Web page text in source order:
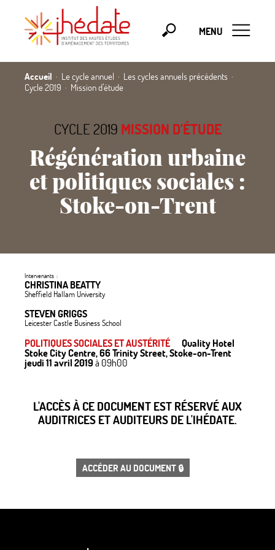
MENU
Accueil Le cycle annuel
Les cycles annuels précédents
Cycle 2019
Mission d’étude
CYCLE 2019 MISSION D’ÉTUDE
Régénération urbaine
et politiques sociales :
Stoke-on-Trent
Intervenants :
CHRISTINA BEATTY
Sheffield Hallam University
STEVEN GRIGGS
Leicester Castle Business School
POLITIQUES SOCIALES ET AUSTÉRITÉ Quality Hotel
Stoke City Centre, 66 Trinity Street, Stoke-on-Trent
jeudi 11 avril 2019à 09h00
L'ACCÈS À CE DOCUMENT EST RÉSERVÉ AUX
AUDITRICES ET AUDITEURS DE L'IHÉDATE.
ACCÉDER AU DOCUMENT 🔒